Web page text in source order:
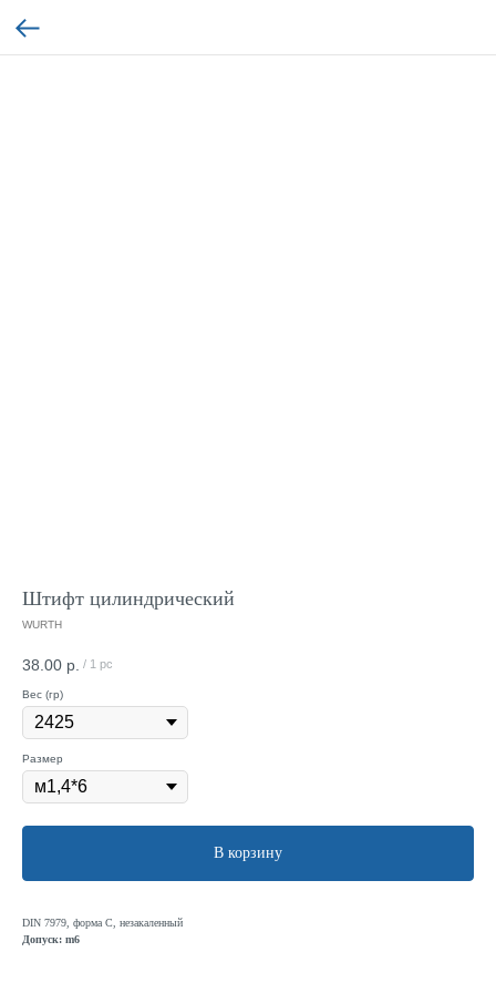
Штифт цилиндрический
WURTH
38.00 р. / 1 pc
Вес (гр)
Размер
В корзину
DIN 7979, форма С, незакаленный
Допуск: m6